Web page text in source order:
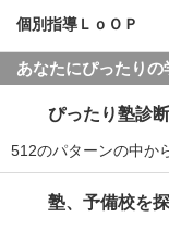
個別指導ＬｏＯＰ
あなたにぴったり
ぴったり塾診
512のパターンの中か
塾、予備校を